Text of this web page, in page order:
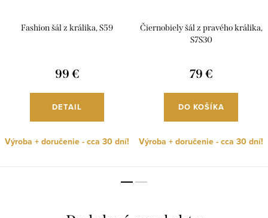
Fashion šál z králika, S59
99 €
DETAIL
Výroba + doručenie - cca 30 dní!
Čiernobiely šál z pravého králika,
S7S30
79 €
DO KOŠÍKA
Výroba + doručenie - cca 30 dní!